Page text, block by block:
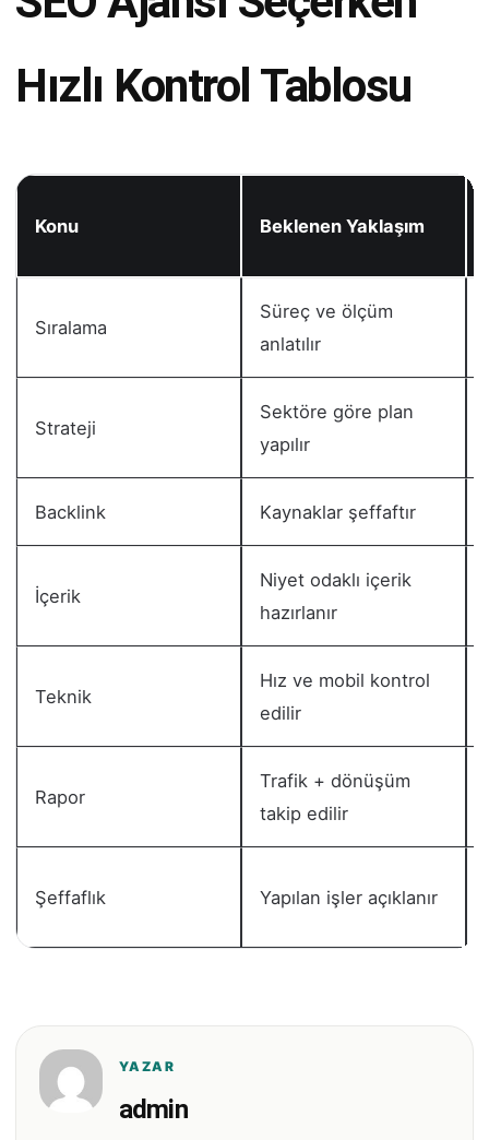
Hızlı Kontrol Tablosu
Konu Beklenen Yaklaşım
Sıralama
Süreç ve ölçüm
anlatılır
Strateji
Sektöre göre plan
yapılır
Backlink Kaynaklar şeffaftır
İçerik
Niyet odaklı içerik
hazırlanır
Teknik
Hız ve mobil kontrol
edilir
Rapor
Trafik + dönüşüm
takip edilir
Şeffaflık Yapılan işler açıklanır
YAZAR
admin